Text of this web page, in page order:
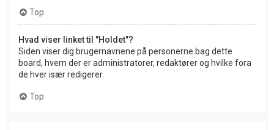
Top
Hvad viser linket til "Holdet"?
Siden viser dig brugernavnene på personerne bag dette
board, hvem der er administratorer, redaktører og hvilke fora
de hver især redigerer.
Top